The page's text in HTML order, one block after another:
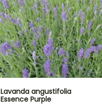
Lavanda angustifolia
Essence Purple